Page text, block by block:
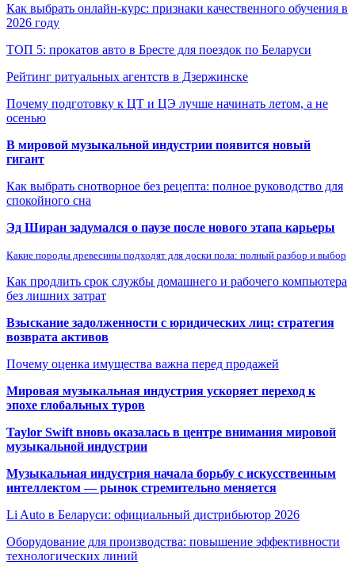
Как выбрать онлайн-курс: признаки качественного обучения в
2026 году
ТОП 5: прокатов авто в Бресте для поездок по Беларуси
Рейтинг ритуальных агентств в Дзержинске
Почему подготовку к ЦТ и ЦЭ лучше начинать летом, а не
осенью
В мировой музыкальной индустрии появится новый
гигант
Как выбрать снотворное без рецепта: полное руководство для
спокойного сна
Эд Ширан задумался о паузе после нового этапа карьеры
Какие породы древесины подходят для доски пола: полный разбор и выбор
Как продлить срок службы домашнего и рабочего компьютера
без лишних затрат
Взыскание задолженности с юридических лиц: стратегия
возврата активов
Почему оценка имущества важна перед продажей
Мировая музыкальная индустрия ускоряет переход к
эпохе глобальных туров
Taylor Swift вновь оказалась в центре внимания мировой
музыкальной индустрии
Музыкальная индустрия начала борьбу с искусственным
интеллектом — рынок стремительно меняется
Li Auto в Беларуси: официальный дистрибьютор 2026
Оборудование для производства: повышение эффективности
технологических линий